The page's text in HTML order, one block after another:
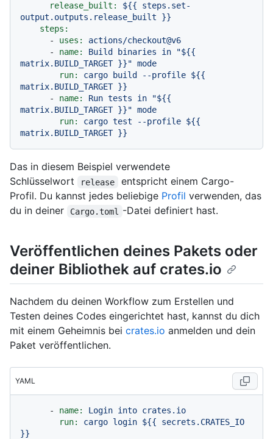
release_built:
${{
steps.set-
output.outputs.release_built
}}
steps:
-
uses:
actions/checkout@v6
-
name: Build binaries in "${{
matrix.BUILD_TARGET }}" mode
run:
cargo build --profile ${{
matrix.BUILD_TARGET }}
-
name: Run tests in "${{
matrix.BUILD_TARGET }}" mode
run:
cargo test --profile ${{
matrix.BUILD_TARGET }}
Das in diesem Beispiel verwendete
Schlüsselwort
release
entspricht einem Cargo-
Profil. Du kannst jedes beliebige Profil verwenden, das
du in deiner
Cargo.toml -Datei definiert hast.
Veröffentlichen deines Pakets oder
deiner Bibliothek auf crates.io
Nachdem du deinen Workflow zum Erstellen und
Testen deines Codes eingerichtet hast, kannst du dich
mit einem Geheimnis bei crates.io anmelden und dein
Paket veröffentlichen.
YAML
- name: Login into crates.io
run:
cargo login ${{
secrets.CRATES_IO
}}